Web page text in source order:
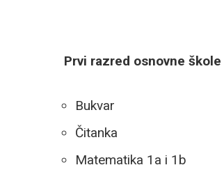
Prvi razred osnovne škole
Bukvar
Čitanka
Matematika 1a i 1b